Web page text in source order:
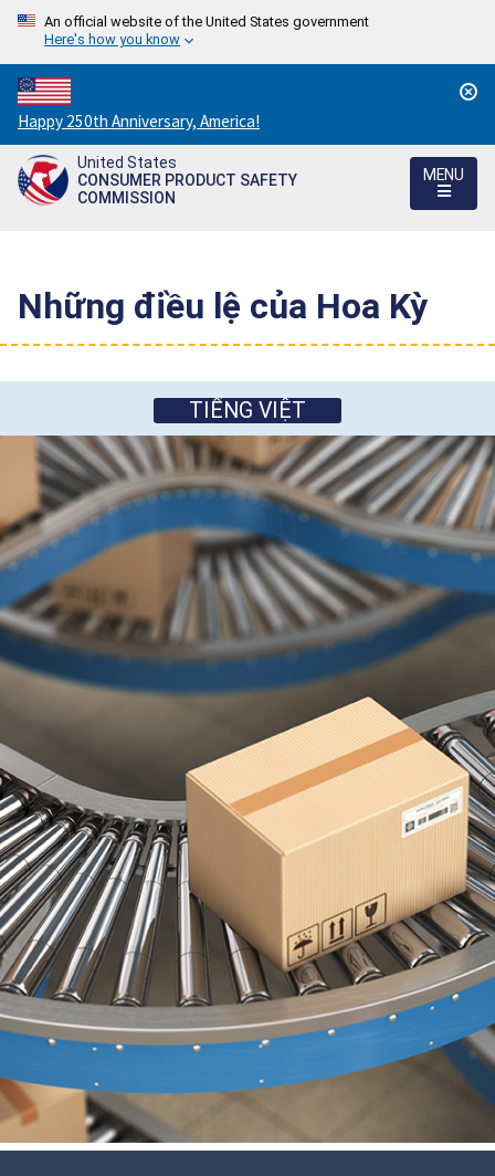
An official website of the United States government
Here's how you know
Countdown
to
America's
250th
Happy 250th Anniversary, America!
United States
CONSUMER PRODUCT SAFETY
COMMISSION
MENU
Những điều lệ của Hoa Kỳ
TIẾNG VIỆT